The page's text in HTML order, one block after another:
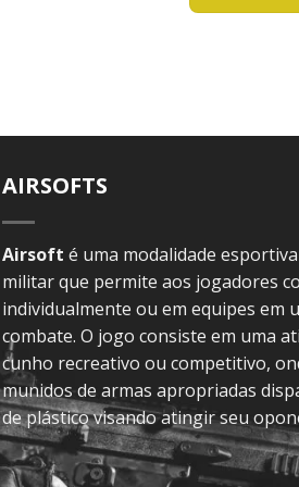
AIRSOFTS
Airsoft é uma modalidade
militar que permite aos jogadores
individualmente ou em equipes em
combate. O jogo consiste em uma
cunho recreativo ou competitivo,
munidos de armas apropriadas
de plástico visando atingir seu